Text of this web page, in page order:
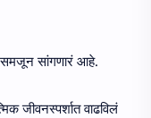
समजून सांगणारं आहे.
जीवनस्पर्शात वाढविलं